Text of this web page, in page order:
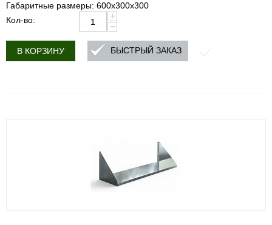
Габаритные размеры: 600х300х300
Кол-во:
+
−
В КОРЗИНУ БЫСТРЫЙ ЗАКАЗ